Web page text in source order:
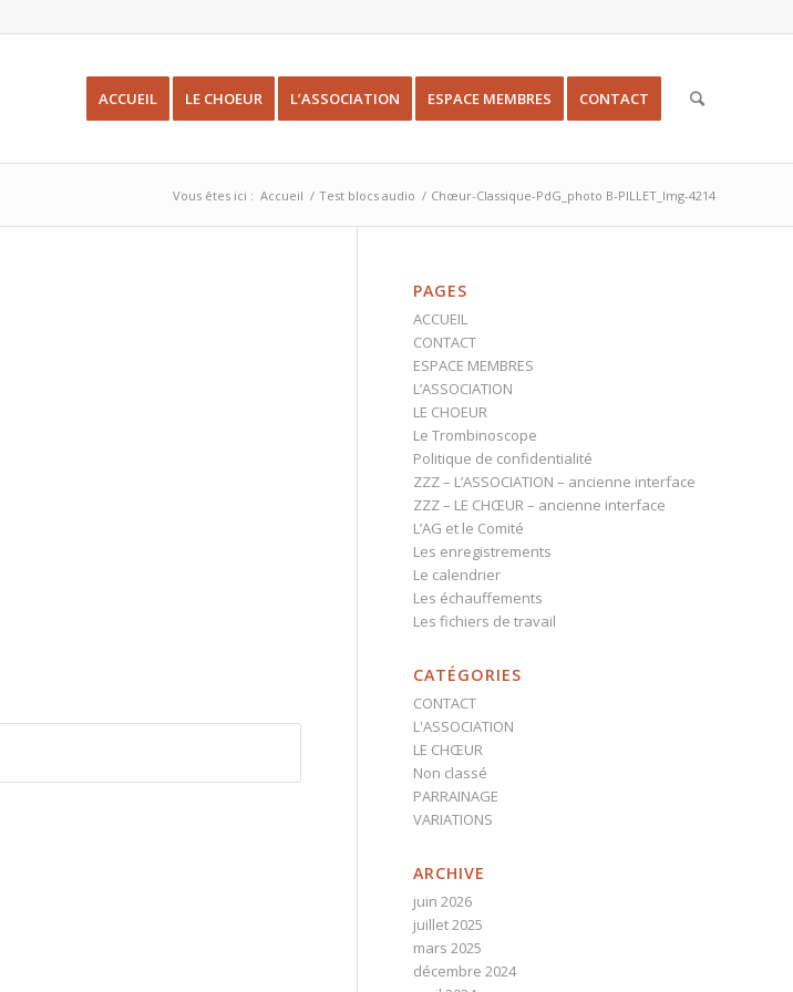
ACCUEIL LE CHOEUR L’ASSOCIATION ESPACE MEMBRES CONTACT
Vous êtes ici : Accueil / Test blocs audio / Chœur-Classique-PdG_photo B-PILLET_Img-4214
PAGES
ACCUEIL
CONTACT
ESPACE MEMBRES
L’ASSOCIATION
LE CHOEUR
Le Trombinoscope
Politique de confidentialité
ZZZ – L’ASSOCIATION – ancienne interface
ZZZ – LE CHŒUR – ancienne interface
L’AG et le Comité
Les enregistrements
Le calendrier
Les échauffements
Les fichiers de travail
CATÉGORIES
CONTACT
L'ASSOCIATION
LE CHŒUR
Non classé
PARRAINAGE
VARIATIONS
ARCHIVE
juin 2026
juillet 2025
mars 2025
décembre 2024